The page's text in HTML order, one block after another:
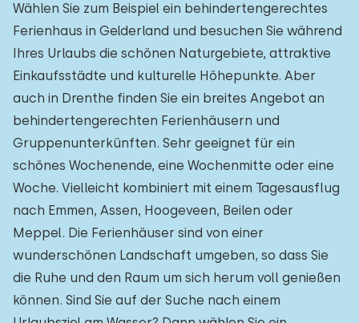
Wählen Sie zum Beispiel ein behindertengerechtes
Ferienhaus in Gelderland und besuchen Sie während
Ihres Urlaubs die schönen Naturgebiete, attraktive
Einkaufsstädte und kulturelle Höhepunkte. Aber
auch in Drenthe finden Sie ein breites Angebot an
behindertengerechten Ferienhäusern und
Gruppenunterkünften. Sehr geeignet für ein
schönes Wochenende, eine Wochenmitte oder eine
Woche. Vielleicht kombiniert mit einem Tagesausflug
nach Emmen, Assen, Hoogeveen, Beilen oder
Meppel. Die Ferienhäuser sind von einer
wunderschönen Landschaft umgeben, so dass Sie
die Ruhe und den Raum um sich herum voll genießen
können. Sind Sie auf der Suche nach einem